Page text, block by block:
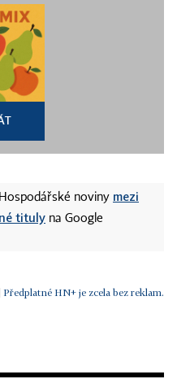
noviny mezi
tituly na Google
Předplatné HN+ je zcela bez reklam.